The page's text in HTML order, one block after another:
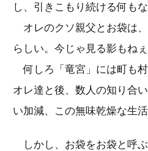
し、引きこもり続ける何もな
オレのクソ親父とお袋は
らしい。今じゃ見る影もねぇ
何しろ「竜宮」には町も
オレ達と後、数人の知り合
い加減、この無味乾燥な生
しかし、お袋をお袋と呼